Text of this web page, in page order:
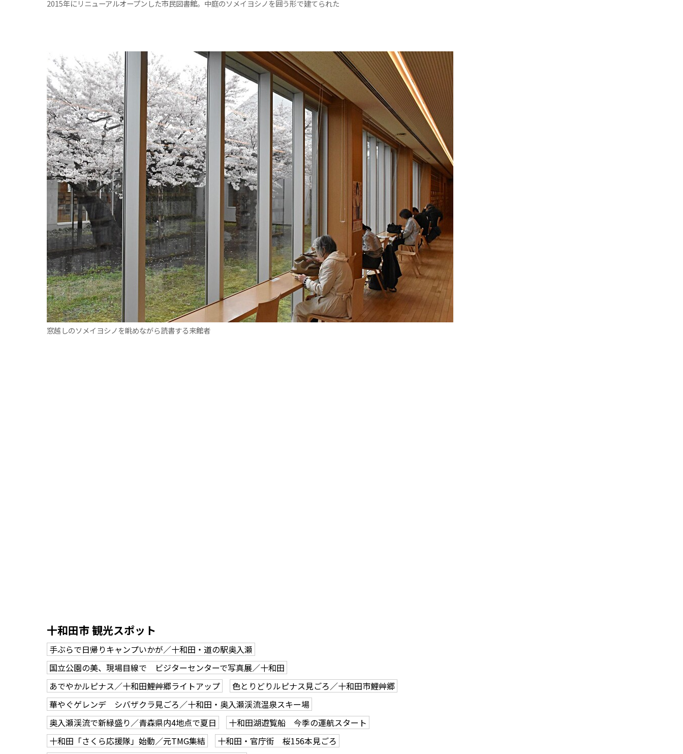
2015年にリニューアルオープンした市民図書館。中庭のソメイヨシノを囲う形で建てられた
窓越しのソメイヨシノを眺めながら読書する来館者
十和田市 観光スポット
手ぶらで日帰りキャンプいかが／十和田・道の駅奥入瀬
国立公園の美、現場目線で ビジターセンターで写真展／十和田
あでやかルピナス／十和田鯉艸郷ライトアップ
色とりどりルピナス見ごろ／十和田市鯉艸郷
華やぐゲレンデ シバザクラ見ごろ／十和田・奥入瀬渓流温泉スキー場
奥入瀬渓流で新緑盛り／青森県内4地点で夏日
十和田湖遊覧船 今季の運航スタート
十和田「さくら応援隊」始動／元TMG集結
十和田・官庁街 桜156本見ごろ